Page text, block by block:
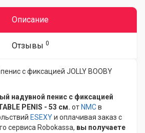
Описание
Отзывы 0
с фиксацией JOLLY BOOBY
надувной пенис с фиксацией
PENIS - 53 см. от NMCв
ESEXYи оплачивая заказ с
сервиса Robokassa, вы получаете